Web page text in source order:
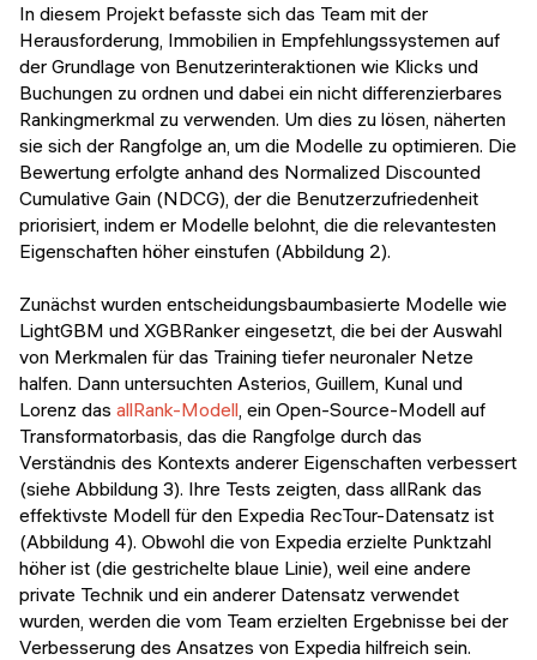
In diesem Projekt befasste sich das Team mit der
Herausforderung, Immobilien in Empfehlungssystemen auf
der Grundlage von Benutzerinteraktionen wie Klicks und
Buchungen zu ordnen und dabei ein nicht differenzierbares
Rankingmerkmal zu verwenden. Um dies zu lösen, näherten
sie sich der Rangfolge an, um die Modelle zu optimieren. Die
Bewertung erfolgte anhand des Normalized Discounted
Cumulative Gain (NDCG), der die Benutzerzufriedenheit
priorisiert, indem er Modelle belohnt, die die relevantesten
Eigenschaften höher einstufen (Abbildung 2).
Zunächst wurden entscheidungsbaumbasierte Modelle wie
LightGBM und XGBRanker eingesetzt, die bei der Auswahl
von Merkmalen für das Training tiefer neuronaler Netze
halfen. Dann untersuchten Asterios, Guillem, Kunal und
Lorenz das allRank-Modell, ein Open-Source-Modell auf
Transformatorbasis, das die Rangfolge durch das
Verständnis des Kontexts anderer Eigenschaften verbessert
(siehe Abbildung 3). Ihre Tests zeigten, dass allRank das
effektivste Modell für den Expedia RecTour-Datensatz ist
(Abbildung 4). Obwohl die von Expedia erzielte Punktzahl
höher ist (die gestrichelte blaue Linie), weil eine andere
private Technik und ein anderer Datensatz verwendet
wurden, werden die vom Team erzielten Ergebnisse bei der
Verbesserung des Ansatzes von Expedia hilfreich sein.